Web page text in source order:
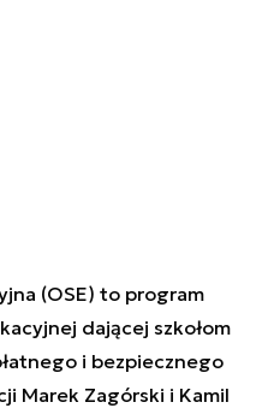
(OSE) to program
dającej szkołom
i bezpiecznego
Marek Zagórski i Kamil